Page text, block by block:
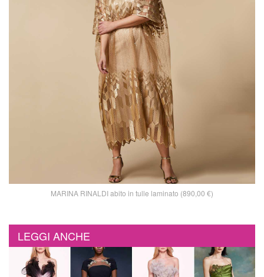
MARINA RINALDI abito in tulle laminato (890,00 €)
LEGGI ANCHE